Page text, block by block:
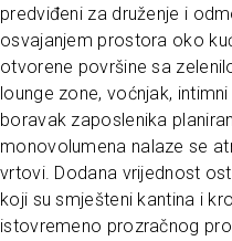
predviđeni za druženje i
osvajanjem prostora oko
otvorene površine sa
lounge zone, voćnjak,
boravak zaposlenika
monovolumena nalaze se
vrtovi. Dodana vrijednost
koji su smješteni kantina i
istovremeno prozračnog